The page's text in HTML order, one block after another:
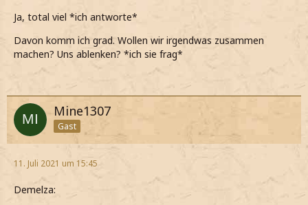
Ja, total viel *ich antworte*
Davon komm ich grad. Wollen wir irgendwas zusammen
machen? Uns ablenken? *ich sie frag*
Mine1307
Gast
11. Juli 2021 um 15:45
Demelza: